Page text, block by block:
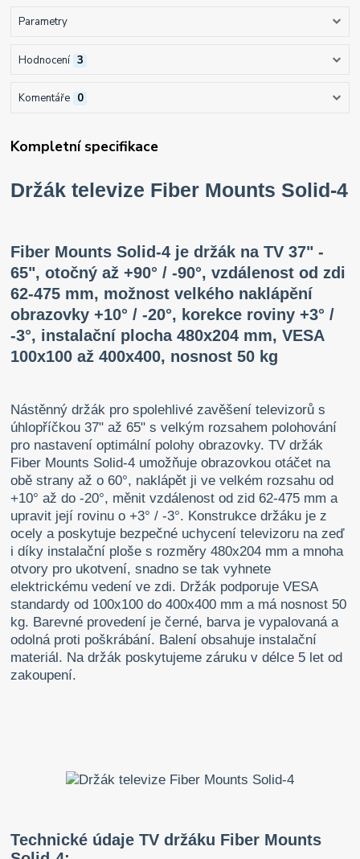
Parametry
Hodnocení 3
Komentáře 0
Kompletní specifikace
Držák televize Fiber Mounts Solid-4
Fiber Mounts Solid-4 je držák na TV 37" -
65", otočný až +90° / -90°, vzdálenost od zdi
62-475 mm, možnost velkého naklápění
obrazovky +10° / -20°, korekce roviny +3° /
-3°, instalační plocha 480x204 mm, VESA
100x100 až 400x400, nosnost 50 kg
Nástěnný držák pro spolehlivé zavěšení televizorů s
úhlopříčkou 37" až 65" s velkým rozsahem polohování
pro nastavení optimální polohy obrazovky. TV držák
Fiber Mounts Solid-4 umožňuje obrazovkou otáčet na
obě strany až o 60°, naklápět ji ve velkém rozsahu od
+10° až do -20°, měnit vzdálenost od zid 62-475 mm a
upravit její rovinu o +3° / -3°. Konstrukce držáku je z
ocely a poskytuje bezpečné uchycení televizoru na zeď
i díky instalační ploše s rozměry 480x204 mm a mnoha
otvory pro ukotvení, snadno se tak vyhnete
elektrickému vedení ve zdi. Držák podporuje VESA
standardy od 100x100 do 400x400 mm a má nosnost 50
kg. Barevné provedení je černé, barva je vypalovaná a
odolná proti poškrábání. Balení obsahuje instalační
materiál. Na držák poskytujeme záruku v délce 5 let od
zakoupení.
Technické údaje TV držáku Fiber Mounts